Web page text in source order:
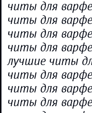
читы для
читы для
читы для
читы для
лучшие читы
читы для
читы для
читы для